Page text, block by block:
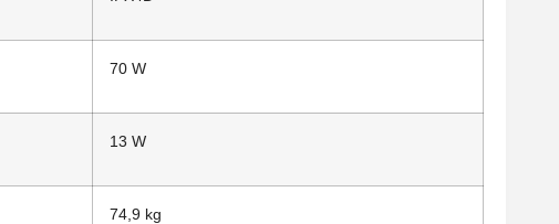
70 W
13 W
74,9 kg